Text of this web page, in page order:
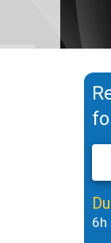
6h